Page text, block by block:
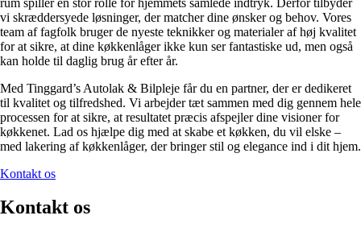
vi skræddersyede løsninger, der matcher dine ønsker og behov. Vores
team af fagfolk bruger de nyeste teknikker og materialer af høj kvalitet
for at sikre, at dine køkkenlåger ikke kun ser fantastiske ud, men også
kan holde til daglig brug år efter år.
Med Tinggard’s Autolak & Bilpleje får du en partner, der er dedikeret
til kvalitet og tilfredshed. Vi arbejder tæt sammen med dig gennem hele
processen for at sikre, at resultatet præcis afspejler dine visioner for
køkkenet. Lad os hjælpe dig med at skabe et køkken, du vil elske –
med lakering af køkkenlåger, der bringer stil og elegance ind i dit hjem.
Kontakt os
Kontakt os